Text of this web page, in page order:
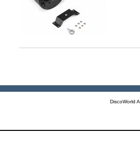
DiscoWorld